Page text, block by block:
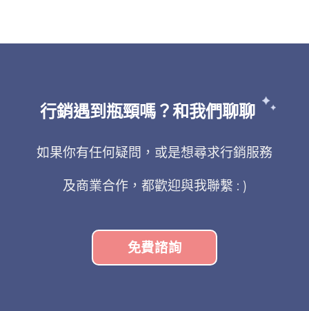
行銷遇到瓶頸嗎？和我們聊聊
如果你有任何疑問，或是想尋求行銷服務
及商業合作，都歡迎與我聯繫 : )
免費諮詢